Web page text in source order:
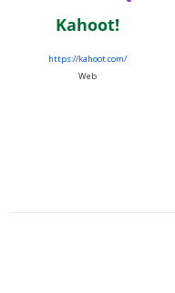
Kahoot!
https://kahoot.com/
Web